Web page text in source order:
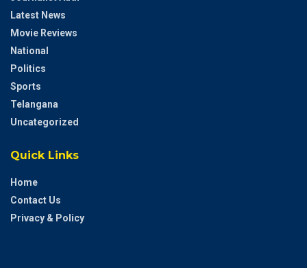
Latest News
Movie Reviews
National
Politics
Sports
Telangana
Uncategorized
Quick Links
Home
Contact Us
Privacy & Policy